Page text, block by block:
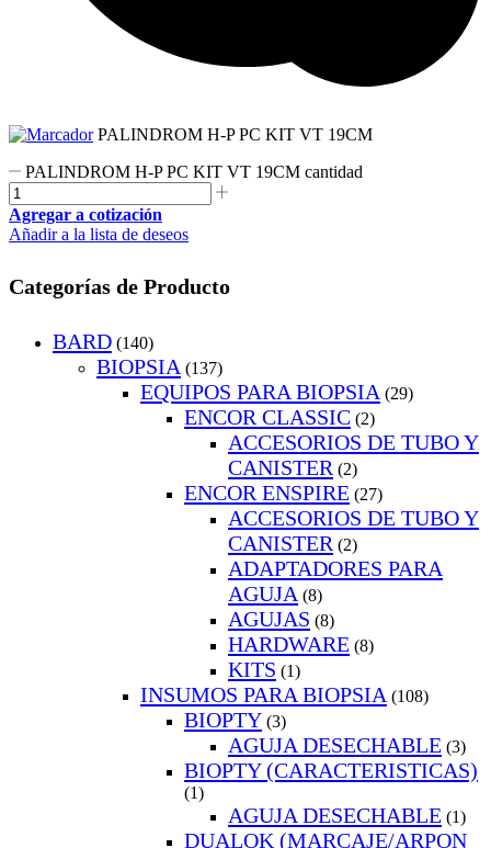
PALINDROM H-P PC KIT VT 19CM
PALINDROM H-P PC KIT VT 19CM cantidad
Agregar a cotización
Añadir a la lista de deseos
Categorías de Producto
BARD (140)
BIOPSIA (137)
EQUIPOS PARA BIOPSIA (29)
ENCOR CLASSIC (2)
ACCESORIOS DE TUBO Y
CANISTER (2)
ENCOR ENSPIRE (27)
ACCESORIOS DE TUBO Y
CANISTER (2)
ADAPTADORES PARA
AGUJA (8)
AGUJAS (8)
HARDWARE (8)
KITS (1)
INSUMOS PARA BIOPSIA (108)
BIOPTY (3)
AGUJA DESECHABLE (3)
BIOPTY (CARACTERISTICAS)
(1)
AGUJA DESECHABLE (1)
DUALOK (MARCAJE/ARPON